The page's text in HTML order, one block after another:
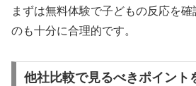
まずは無料体験で子どもの反応を
のも十分に合理的です。
他社比較で見るべきポイント